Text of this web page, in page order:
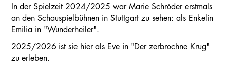
In der Spielzeit 2024/2025 war Marie Schröder erstmals
an den Schauspielbühnen in Stuttgart zu sehen: als Enkelin
Emilia in "Wunderheiler".
2025/2026 ist sie hier als Eve in "Der zerbrochne Krug"
zu erleben.